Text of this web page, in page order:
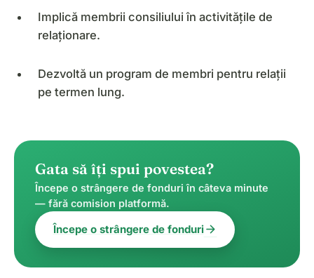
Implică membrii consiliului în activitățile de
relaționare.
Dezvoltă un program de membri pentru relații
pe termen lung.
Gata să îți spui povestea?
Începe o strângere de fonduri în câteva minute
— fără comision platformă.
Începe o strângere de fonduriarrow_forward